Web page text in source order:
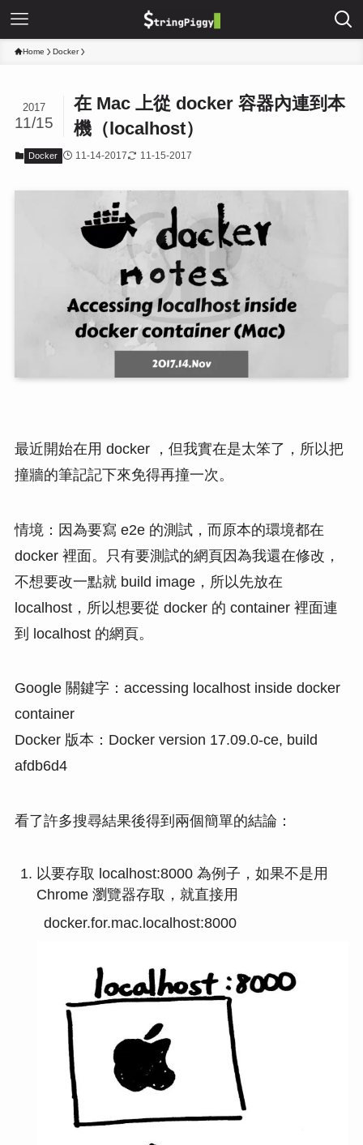
Home Docker
在 Mac 上從 docker 容器內連到本
機（localhost）
2017
11/15
Docker 11-14-2017 11-15-2017
最近開始在用 docker ，但我實在是太笨了，所以把
撞牆的筆記記下來免得再撞一次。
情境：因為要寫 e2e 的測試，而原本的環境都在
docker 裡面。只有要測試的網頁因為我還在修改，
不想要改一點就 build image，所以先放在
localhost，所以想要從 docker 的 container 裡面連
到 localhost 的網頁。
Google 關鍵字：accessing localhost inside docker
container
Docker 版本：Docker version 17.09.0-ce, build
afdb6d4
看了許多搜尋結果後得到兩個簡單的結論：
以要存取 localhost:8000 為例子，如果不是用
Chrome 瀏覽器存取，就直接用
docker.for.mac.localhost:8000